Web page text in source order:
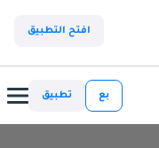
افتح التطبيق
بع تطبيق